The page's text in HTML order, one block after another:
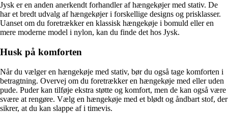
Jysk er en anden anerkendt forhandler af hængekøjer med stativ. De
har et bredt udvalg af hængekøjer i forskellige designs og prisklasser.
Uanset om du foretrækker en klassisk hængekøje i bomuld eller en
mere moderne model i nylon, kan du finde det hos Jysk.
Husk på komforten
Når du vælger en hængekøje med stativ, bør du også tage komforten i
betragtning. Overvej om du foretrækker en hængekøje med eller uden
pude. Puder kan tilføje ekstra støtte og komfort, men de kan også være
svære at rengøre. Vælg en hængekøje med et blødt og åndbart stof, der
sikrer, at du kan slappe af i timevis.